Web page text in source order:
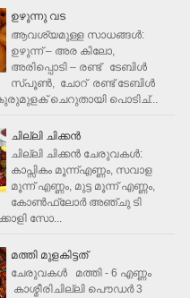
ഉഴുന്നു വട
ആവശ്യമുള്ള സാധങ്ങൾ:
ഉഴുന്ന് – അര കിലോ,
അരിപ്പൊടി – രണ്ട് ടേബിൾ
സ്പൂൺ, ചോറ് രണ്ട് ടേബിള്‍
ചെറുതായി പൊടിച്...
ചില്ലി ചിക്കൻ
ചില്ലി ചിക്കൻ ചേരുവകള്‍:
കാപ്സികം മൂന്ന്എണ്ണം, സവാള
മൂന്ന് എണ്ണം, മുട്ട മൂന്ന് എണ്ണം,
കോണ്‍ഫ്ലോര്‍ അഞ്ചു ടി
സോ...
മത്തി മുളകിട്ടത്
ചേരുവകൾ മത്തി - 6 എണ്ണം
കാശ്മീരിചില്ലി പൌഡർ 3